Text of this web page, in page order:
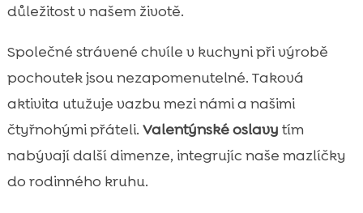
důležitost v našem životě.
Společné strávené chvíle v kuchyni při výrobě
pochoutek jsou nezapomenutelné. Taková
aktivita utužuje vazbu mezi námi a našimi
čtyřnohými přáteli. Valentýnské oslavy tím
nabývají další dimenze, integrujíc naše mazlíčky
do rodinného kruhu.